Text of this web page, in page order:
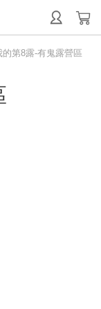
的第8露-有鬼露營區